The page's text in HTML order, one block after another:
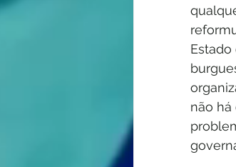
não